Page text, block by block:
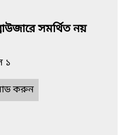
সমর্থিত নয়
১
করুন